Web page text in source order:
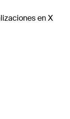
en X